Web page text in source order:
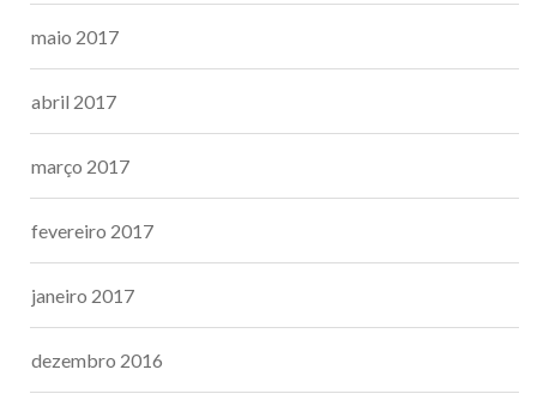
maio 2017
abril 2017
março 2017
fevereiro 2017
janeiro 2017
dezembro 2016